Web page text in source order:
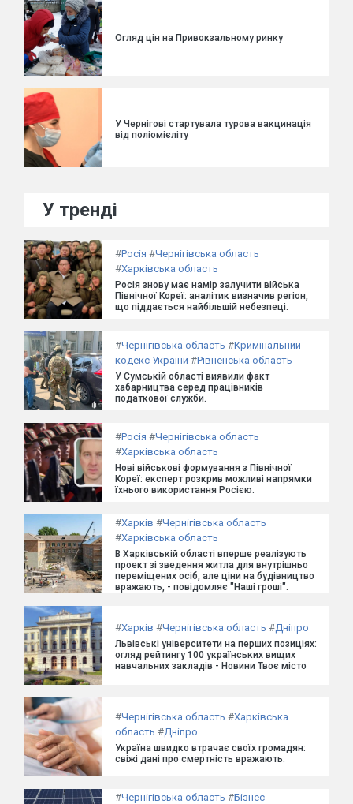
Огляд цін на Привокзальному ринку
У Чернігові стартувала турова вакцинація
від поліомієліту
У тренді
#Росія #Чернігівська область
#Харківська область
Росія знову має намір залучити війська
Північної Кореї: аналітик визначив регіон,
що піддається найбільшій небезпеці.
#Чернігівська область #Кримінальний
кодекс України #Рівненська область
У Сумській області виявили факт
хабарництва серед працівників
податкової служби.
#Росія #Чернігівська область
#Харківська область
Нові військові формування з Північної
Кореї: експерт розкрив можливі напрямки
їхнього використання Росією.
#Харків #Чернігівська область
#Харківська область
В Харківській області вперше реалізують
проект зі зведення житла для внутрішньо
переміщених осіб, але ціни на будівництво
вражають, - повідомляє "Наші гроші".
#Харків #Чернігівська область #Дніпро
Львівські університети на перших позиціях:
огляд рейтингу 100 українських вищих
навчальних закладів - Новини Твоє місто
#Чернігівська область #Харківська
область #Дніпро
Україна швидко втрачає своїх громадян:
свіжі дані про смертність вражають.
#Чернігівська область #Бізнес